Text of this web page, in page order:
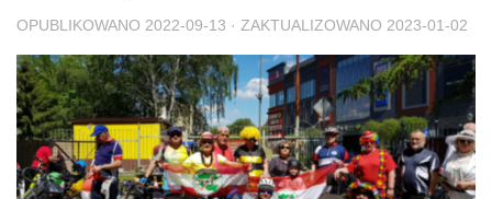
OPUBLIKOWANO 2022-09-13 · ZAKTUALIZOWANO 2023-01-02